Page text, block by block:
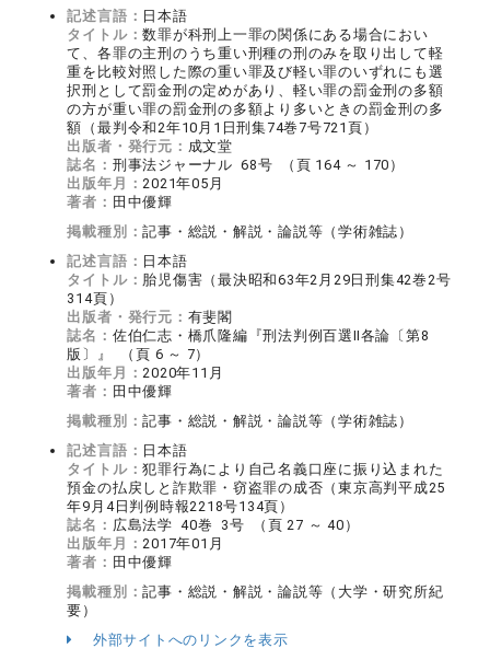
記述言語： 日本語
タイトル：数罪が科刑上一罪の関係にある場合におい
て、各罪の主刑のうち重い刑種の刑のみを取り出して軽
重を比較対照した際の重い罪及び軽い罪のいずれにも選
択刑として罰金刑の定めがあり、軽い罪の罰金刑の多額
の方が重い罪の罰金刑の多額より多いときの罰金刑の多
額（最判令和2年10月1日刑集74巻7号721頁）
出版者・発行元： 成文堂
誌名： 刑事法ジャーナル 68号 （頁 164 ～ 170）
出版年月：2021年05月
著者： 田中優輝
掲載種別：記事・総説・解説・論説等（学術雑誌）
記述言語： 日本語
タイトル： 胎児傷害（最決昭和63年2月29日刑集42巻2号
314頁）
出版者・発行元： 有斐閣
誌名： 佐伯仁志・橋爪隆編『刑法判例百選Ⅱ各論〔第8
版〕』 （頁 6 ～ 7）
出版年月：2020年11月
著者： 田中優輝
掲載種別：記事・総説・解説・論説等（学術雑誌）
記述言語： 日本語
タイトル：犯罪行為により自己名義口座に振り込まれた
預金の払戻しと詐欺罪・窃盗罪の成否（東京高判平成25
年9月4日判例時報2218号134頁）
誌名： 広島法学 40巻 3号 （頁 27 ～ 40）
出版年月：2017年01月
著者： 田中優輝
掲載種別：記事・総説・解説・論説等（大学・研究所紀
要）
外部サイトへのリンクを表示